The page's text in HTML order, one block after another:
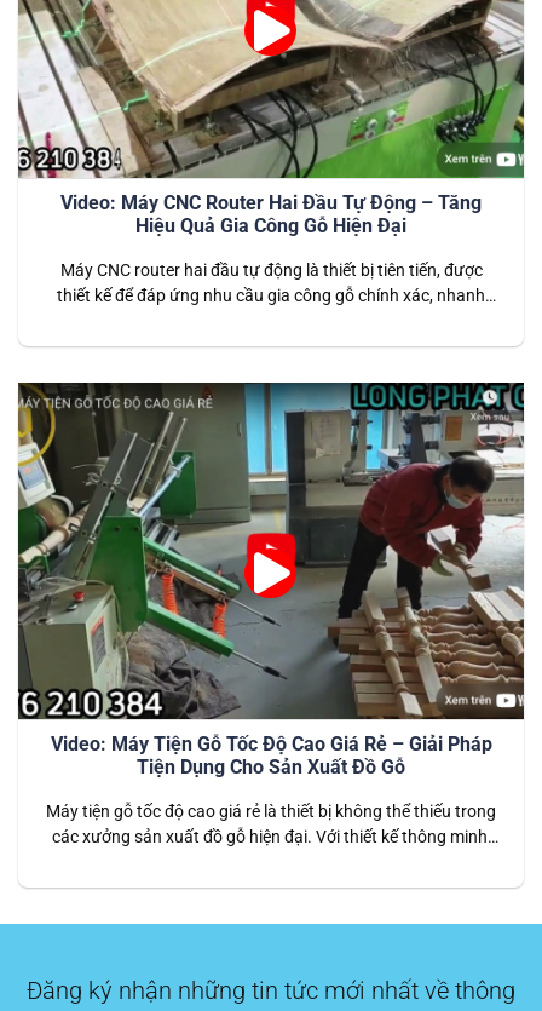
Video: Máy CNC Router Hai Đầu Tự Động – Tăng
Hiệu Quả Gia Công Gỗ Hiện Đại
Máy CNC router hai đầu tự động là thiết bị tiên tiến, được
thiết kế để đáp ứng nhu cầu gia công gỗ chính xác, nhanh
cắt, máy giúp tăng gấp đôi năng suất so với các dòng máy
Video: Máy Tiện Gỗ Tốc Độ Cao Giá Rẻ – Giải Pháp
Tiện Dụng Cho Sản Xuất Đồ Gỗ
Máy tiện gỗ tốc độ cao giá rẻ là thiết bị không thể thiếu trong
các xưởng sản xuất đồ gỗ hiện đại. Với thiết kế thông minh,
giải pháp hiệu quả cho những doanh nghiệp cần sản xuất
Đăng ký nhận những tin tức mới nhất về thông